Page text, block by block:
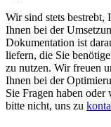
Wir sind stets bestrebt,
Ihnen bei der
Dokumentation ist
liefern, die Sie
zu nutzen. Wir freuen
Ihnen bei der
Sie Fragen haben
bitte nicht, uns zu